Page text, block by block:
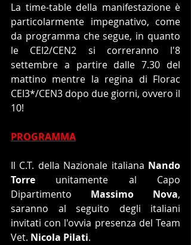
La time-table della manifestazione è
particolarmente impegnativo, come
da programma che segue, in quanto
le CEI2/CEN2 si correranno l'8
settembre a partire dalle 7.30 del
mattino mentre la regina di Florac
CEI3*/CEN3 dopo due giorni, ovvero il
10!
PROGRAMMA
Il C.T. della Nazionale italiana Nando
Torre unitamente al Capo
Dipartimento Massimo Nova,
saranno al seguito degli italiani
invitati con l'ovvia presenza del Team
Vet. Nicola Pilati.